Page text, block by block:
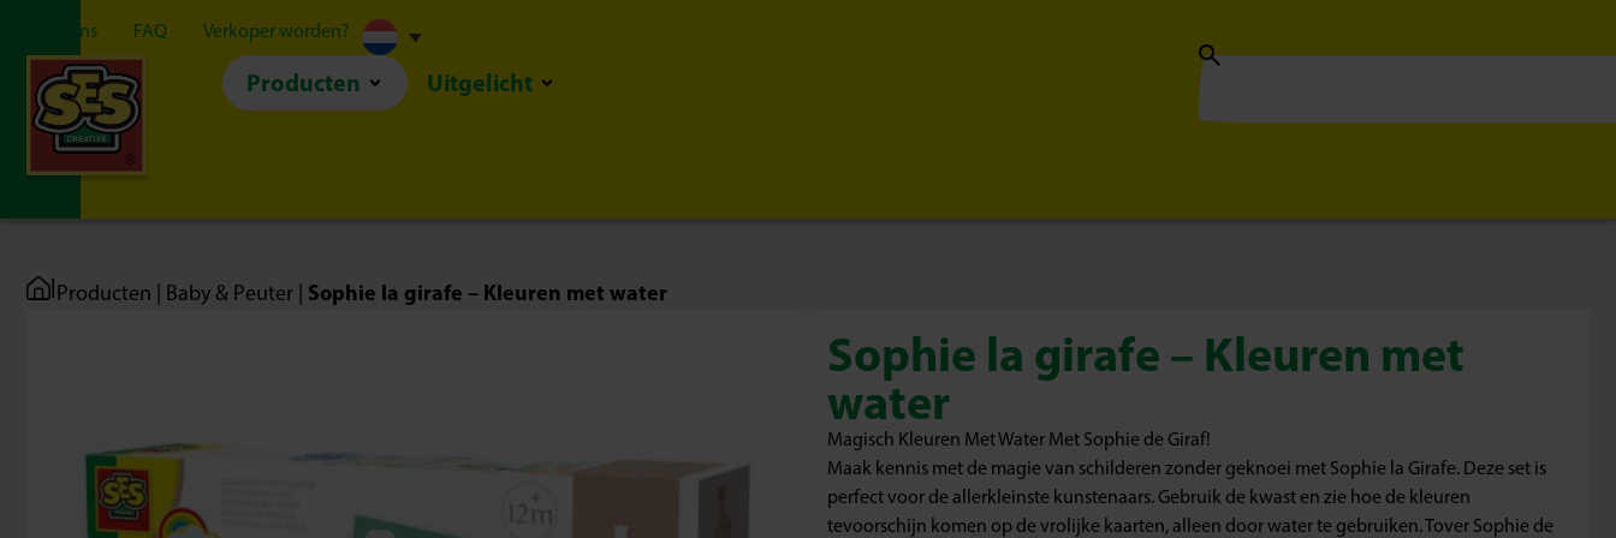
Over ons FAQ Verkoper worden?
Producten Uitgelicht
|Producten Baby & Peuter Sophie la girafe – Kleuren met water
Sophie la girafe – Kleuren met
water
Magisch Kleuren Met Water Met Sophie de Giraf!
Maak kennis met de magie van schilderen zonder geknoei met Sophie la Girafe. Deze set is
perfect voor de allerkleinste kunstenaars. Gebruik de kwast en zie hoe de kleuren
tevoorschijn komen op de vrolijke kaarten, alleen door water te gebruiken. Tover Sophie de